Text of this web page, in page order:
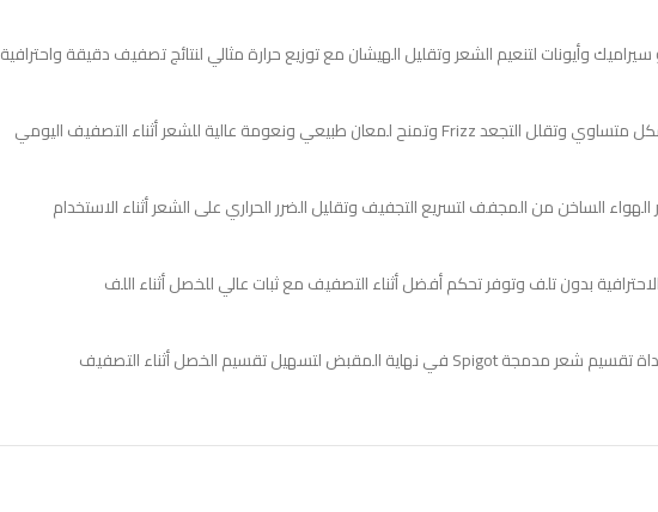
بدون تلف وتوفر تحكم أفضل أثناء التصفيف مع ثبات عالي للخصل أثناء اللف